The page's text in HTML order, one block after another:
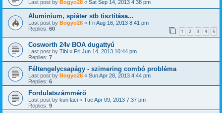
Last post by Bogyo28 « Sat Sep 14, 2013 4:38 pm
Aluminium, spiáter stb tisztítása...
Last post by Bogyo28 « Fri Aug 16, 2013 8:41 pm
Replies: 60 1 2 3 4 5
Cosworth 24v BOA dugattyú
Last post by Tibi « Fri Jun 14, 2013 10:44 pm
Replies: 7
Féltengelycsapágy - szimering combó probléma
Last post by Bogyo28 « Sun Apr 28, 2013 4:44 pm
Replies: 6
Fordulatszámmérő
Last post by kun laci « Tue Apr 09, 2013 7:37 pm
Replies: 9